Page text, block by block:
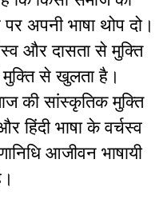
अपनी भाषा थोप दो।
और दासता से मुक्ति
मुक्ति से खुलता है।
की सांस्कृतिक मुक्ति
भाषा के वर्चस्व
आजीवन भाषायी